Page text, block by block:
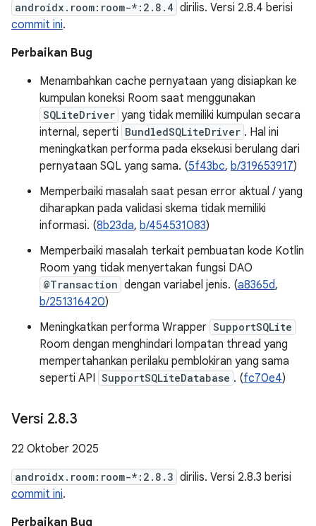
androidx.room:room-*:2.8.4 dirilis. Versi 2.8.4 berisi
commit ini.
Perbaikan Bug
Menambahkan cache pernyataan yang disiapkan ke
kumpulan koneksi Room saat menggunakan
SQLiteDriver yang tidak memiliki kumpulan secara
internal, seperti BundledSQLiteDriver . Hal ini
meningkatkan performa pada eksekusi berulang dari
pernyataan SQL yang sama. (5f43bc, b/319653917)
Memperbaiki masalah saat pesan error aktual / yang
diharapkan pada validasi skema tidak memiliki
informasi. (8b23da, b/454531083)
Memperbaiki masalah terkait pembuatan kode Kotlin
Room yang tidak menyertakan fungsi DAO
@Transaction dengan variabel jenis. (a8365d,
b/251316420)
Meningkatkan performa Wrapper SupportSQLite
Room dengan menghindari lompatan thread yang
mempertahankan perilaku pemblokiran yang sama
seperti API SupportSQLiteDatabase . (fc70e4)
Versi 2.8.3
22 Oktober 2025
androidx.room:room-*:2.8.3 dirilis. Versi 2.8.3 berisi
commit ini.
Perbaikan Bug